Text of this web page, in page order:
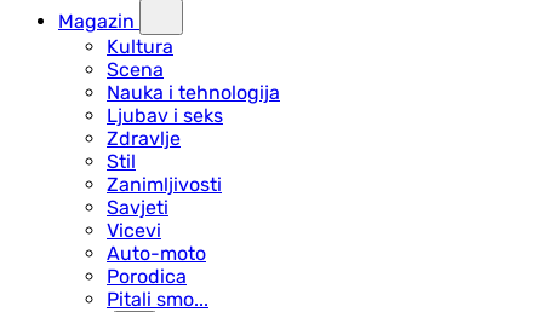
Magazin
Kultura
Scena
Nauka i tehnologija
Ljubav i seks
Zdravlje
Stil
Zanimljivosti
Savjeti
Vicevi
Auto-moto
Porodica
Pitali smo...